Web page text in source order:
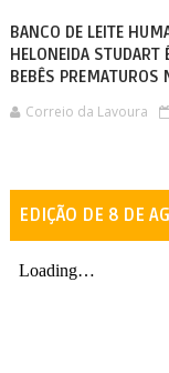
BANCO DE LEITE
HELONEIDA STUDART
BEBÊS PREMATUROS
Correio da Lavoura
EDIÇÃO DE 8 DE